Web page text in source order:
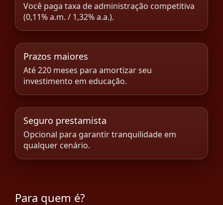
Você paga taxa de administração competitiva
(0,11% a.m. / 1,32% a.a.).
Prazos maiores
Até 220 meses para amortizar seu
investimento em educação.
Seguro prestamista
Opcional para garantir tranquilidade em
qualquer cenário.
Para quem é?